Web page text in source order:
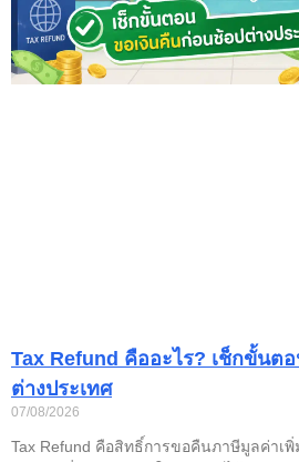
Tax Refund คืออะไร? เช็กขั้นต
ต่างประเทศ
07/08/2026
Tax Refund คือสิทธิ์การขอคืนภาษีมูลค่าเ